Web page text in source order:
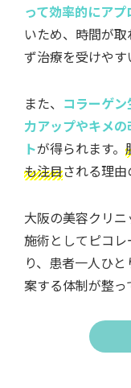
って効率的にアプ
いため、時間が
ず治療を受けやす
また、 コラーゲ
力アップやキメ
トが得られます。
も注目される理由
大阪の美容クリ
施術としてピコ
り、患者一人ひ
案する体制が整っ